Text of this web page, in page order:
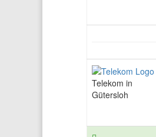
Telekom in
Gütersloh